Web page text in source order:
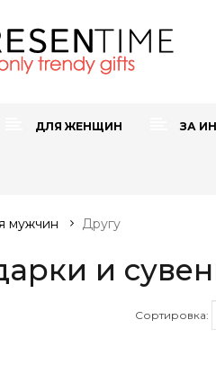
ДЛЯ ЖЕНЩИН ЗА
мужчин Другу
и
Сортировка: